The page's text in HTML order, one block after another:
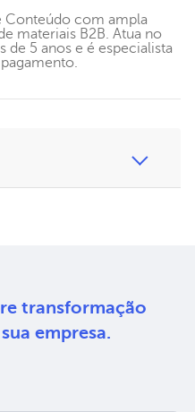
Conteúdo com ampla
materiais B2B. Atua no
de 5 anos e é especialista
transformação
empresa.